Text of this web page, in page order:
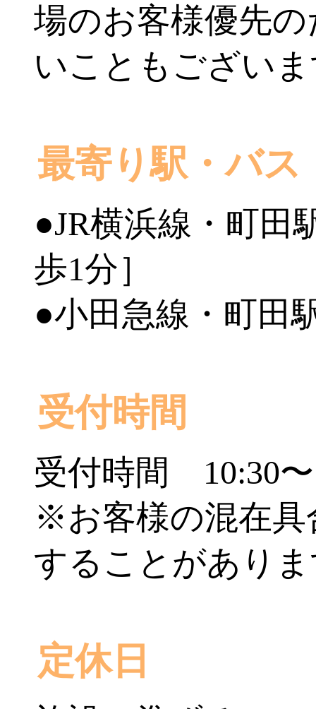
場のお客様優先
いこともござい
最寄り駅・バス
●JR横浜線・町田
歩1分］
●小田急線・町田
受付時間
受付時間 10:30〜
※お客様の混在具
することがあり
定休日